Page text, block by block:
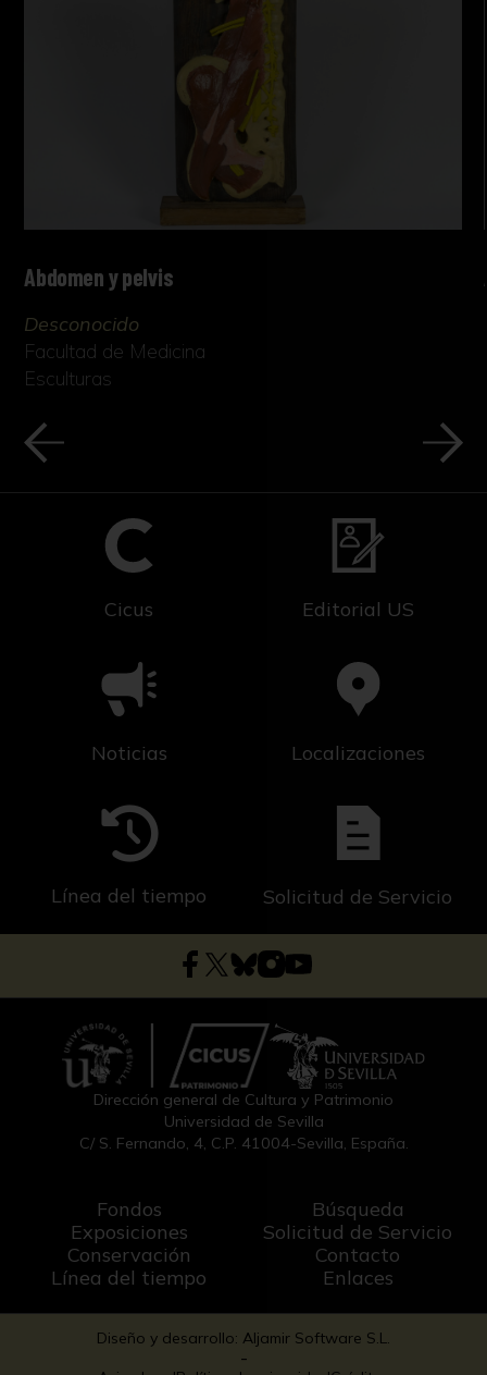
Abdomen y pelvis
Desconocido
Facultad de Medicina
Esculturas
Cicus Editorial US
Noticias Localizaciones
Línea del tiempo Solicitud de Servicio
Dirección general de Cultura y Patrimonio
Universidad de Sevilla
C/ S. Fernando, 4, C.P. 41004-Sevilla, España.
Fondos
Exposiciones
Conservación
Línea del tiempo
Búsqueda
Solicitud de Servicio
Contacto
Enlaces
Diseño y desarrollo: Aljamir Software S.L.
-